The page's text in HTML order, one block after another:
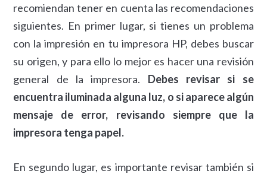
recomiendan tener en cuenta las recomendaciones
siguientes. En primer lugar, si tienes un problema
con la impresión en tu impresora HP, debes buscar
su origen, y para ello lo mejor es hacer una revisión
general de la impresora. Debes revisar si se
encuentra iluminada alguna luz, o si aparece algún
mensaje de error, revisando siempre que la
impresora tenga papel.
En segundo lugar, es importante revisar también si